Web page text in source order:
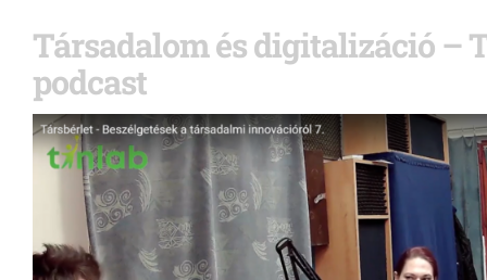
Társadalom és digitalizáció –
podcast